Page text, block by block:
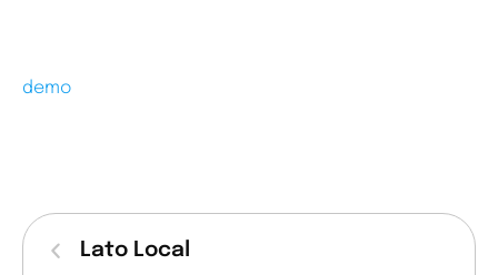
demo
Lato Local